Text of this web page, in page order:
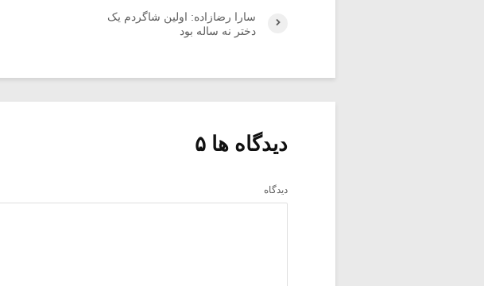
سارا رضازاده: اولین شاگردم یک
دختر نه ساله بود
دیدگاه ها ۵
دیدگاه